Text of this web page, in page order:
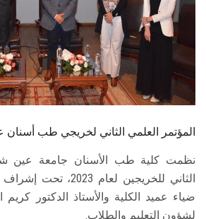
سجل الان
المؤتمر العلمي الثاني لخريجي طب
نظمت كلية طب الأسنان جامعة عين
الثاني للخريجين لعام
ضياء عميد الكلية والأستاذ الدكتور
لشؤون التعليم والطلاب.